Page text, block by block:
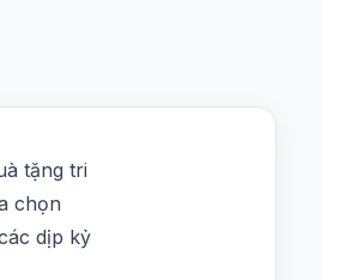
tặng tri
chọn
dịp kỷ